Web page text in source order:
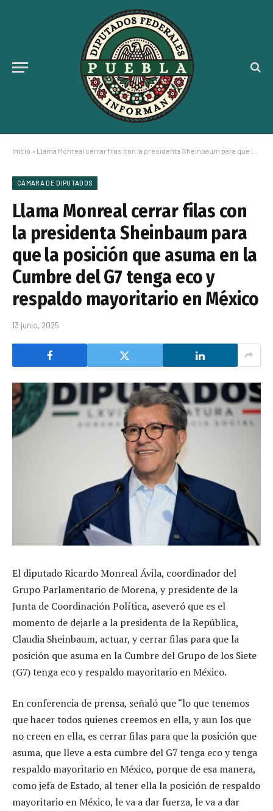
Inicio » Llama Monreal cerrar filas con la presidenta Sheinbaum para que la posición que asuma en la Cumbre del G7 tenga eco y respaldo mayoritario en México
CÁMARA DE DIPUTADOS
Llama Monreal cerrar filas con
la presidenta Sheinbaum para
que la posición que asuma en la
Cumbre del G7 tenga eco y
respaldo mayoritario en México
13 junio, 2025
El diputado Ricardo Monreal Ávila, coordinador del
Grupo Parlamentario de Morena, y presidente de la
Junta de Coordinación Política, aseveró que es el
momento de dejarle a la presidenta de la República,
Claudia Sheinbaum, actuar, y cerrar filas para que la
posición que asuma en la Cumbre del Grupo de los Siete
(G7) tenga eco y respaldo mayoritario en México.
En conferencia de prensa, señaló que “lo que tenemos
que hacer todos quienes creemos en ella, y aun los que
no creen en ella, es cerrar filas para que la posición que
asuma, que lleve a esta cumbre del G7 tenga eco y tenga
respaldo mayoritario en México, porque de esa manera,
como jefa de Estado, al tener ella la posición de respaldo
mayoritario en México, le va a dar fuerza, le va a dar